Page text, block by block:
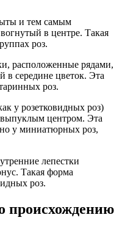
и тем самым
в центре. Такая
роз.
расположенные рядами,
в середине цветок. Эта
роз.
у розетковидных роз)
центром. Эта
у миниатюрных роз,
лепестки
Такая форма
роз.
происхождению